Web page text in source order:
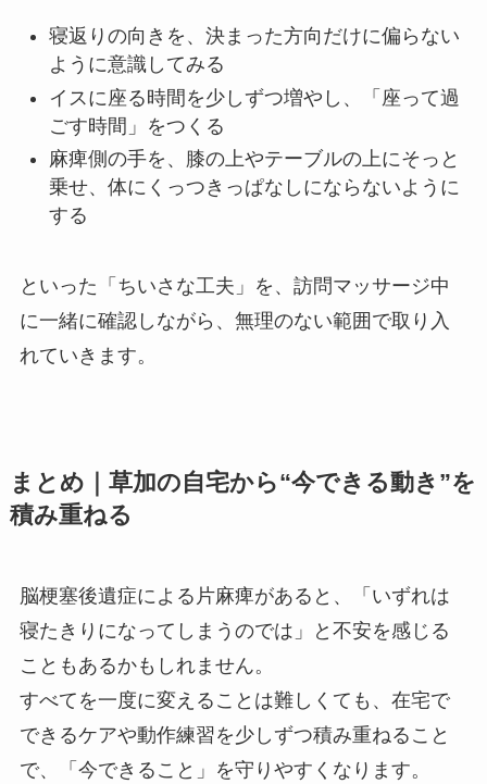
寝返りの向きを、決まった方向だけに偏らない
ように意識してみる
イスに座る時間を少しずつ増やし、「座って過
ごす時間」をつくる
麻痺側の手を、膝の上やテーブルの上にそっと
乗せ、体にくっつきっぱなしにならないように
する
といった「ちいさな工夫」を、訪問マッサージ中
に一緒に確認しながら、無理のない範囲で取り入
れていきます。
まとめ｜草加の自宅から“今できる動き”を
積み重ねる
脳梗塞後遺症による片麻痺があると、「いずれは
寝たきりになってしまうのでは」と不安を感じる
こともあるかもしれません。
すべてを一度に変えることは難しくても、在宅で
できるケアや動作練習を少しずつ積み重ねること
で、「今できること」を守りやすくなります。